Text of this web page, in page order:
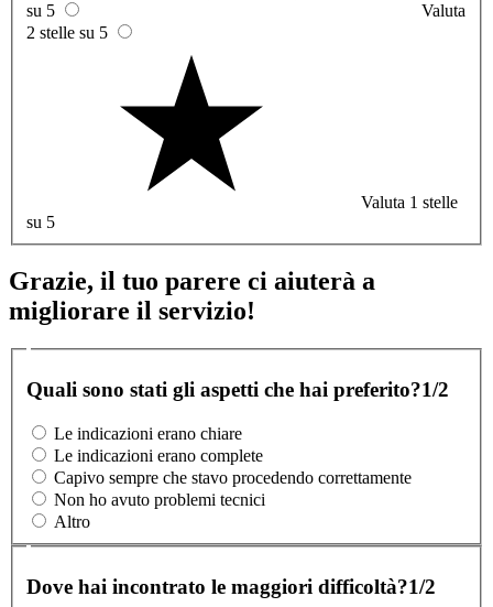
su 5
Valuta
2 stelle su 5
Valuta 1 stelle
su 5
Grazie, il tuo parere ci aiuterà a
migliorare il servizio!
Quali sono stati gli aspetti che hai preferito?1/2
Le indicazioni erano chiare
Le indicazioni erano complete
Capivo sempre che stavo procedendo correttamente
Non ho avuto problemi tecnici
Altro
Dove hai incontrato le maggiori difficoltà?1/2